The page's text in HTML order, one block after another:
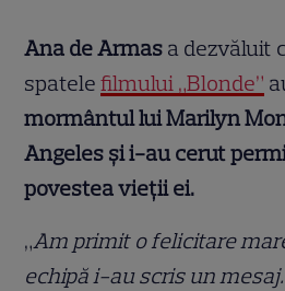
Ana de Armas a dezvăluit
spatelefilmului „Blonde”
mormântul lui Marilyn
Angeles și i-au cerut
povestea vieții ei.
„Am primit o felicitare
echipă i-au scris un